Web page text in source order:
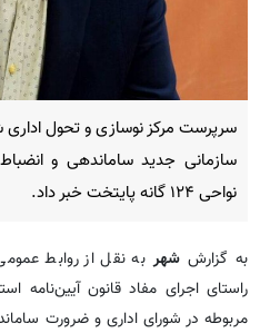
سرپرست مرکز نوسازی و تحول اداری
نواحی ۱۲۴ گانه پایتخت خبر داد.
به گزارششهر به نقل از روابط
راستای اجرای مفاد قانون آیین‌نامه
مربوطه در شورای اداری و ضرورت